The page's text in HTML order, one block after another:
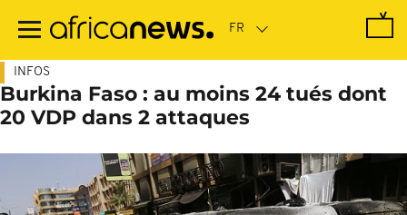
contenu
INFOS
Burkina Faso : au moins 24 tués dont
20 VDP dans 2 attaques